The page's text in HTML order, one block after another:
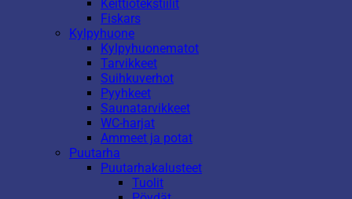
Keittiötekstiilit
Fiskars
Kylpyhuone
Kylpyhuonematot
Tarvikkeet
Suihkuverhot
Pyyhkeet
Saunatarvikkeet
WC-harjat
Ammeet ja potat
Puutarha
Puutarhakalusteet
Tuolit